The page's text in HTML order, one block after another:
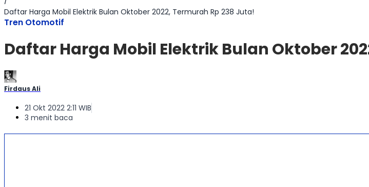
Daftar Harga Mobil Elektrik Bulan Oktober 2022, Termurah Rp 238 Juta!
Tren Otomotif
Daftar Harga Mobil Elektrik Bulan Oktober
Firdaus Ali
21 Okt 2022 2:11 WIB
3 menit baca